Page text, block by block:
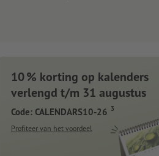
10 % korting op kalenders
verlengd t/m 31 augustus
Code: CALENDARS10-26 3
Profiteer van het voordeel